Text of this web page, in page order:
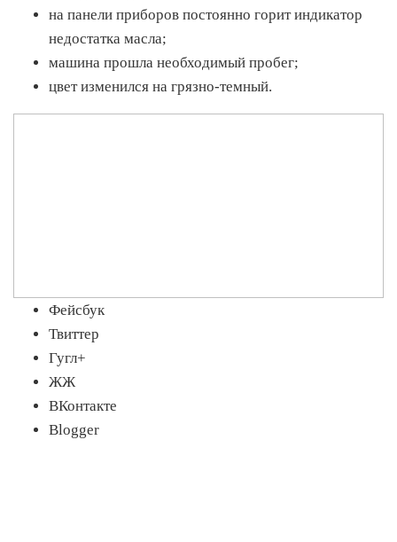
на панели приборов постоянно горит индикатор
недостатка масла;
машина прошла необходимый пробег;
цвет изменился на грязно-темный.
Фейсбук
Твиттер
Гугл+
ЖЖ
ВКонтакте
Blogger